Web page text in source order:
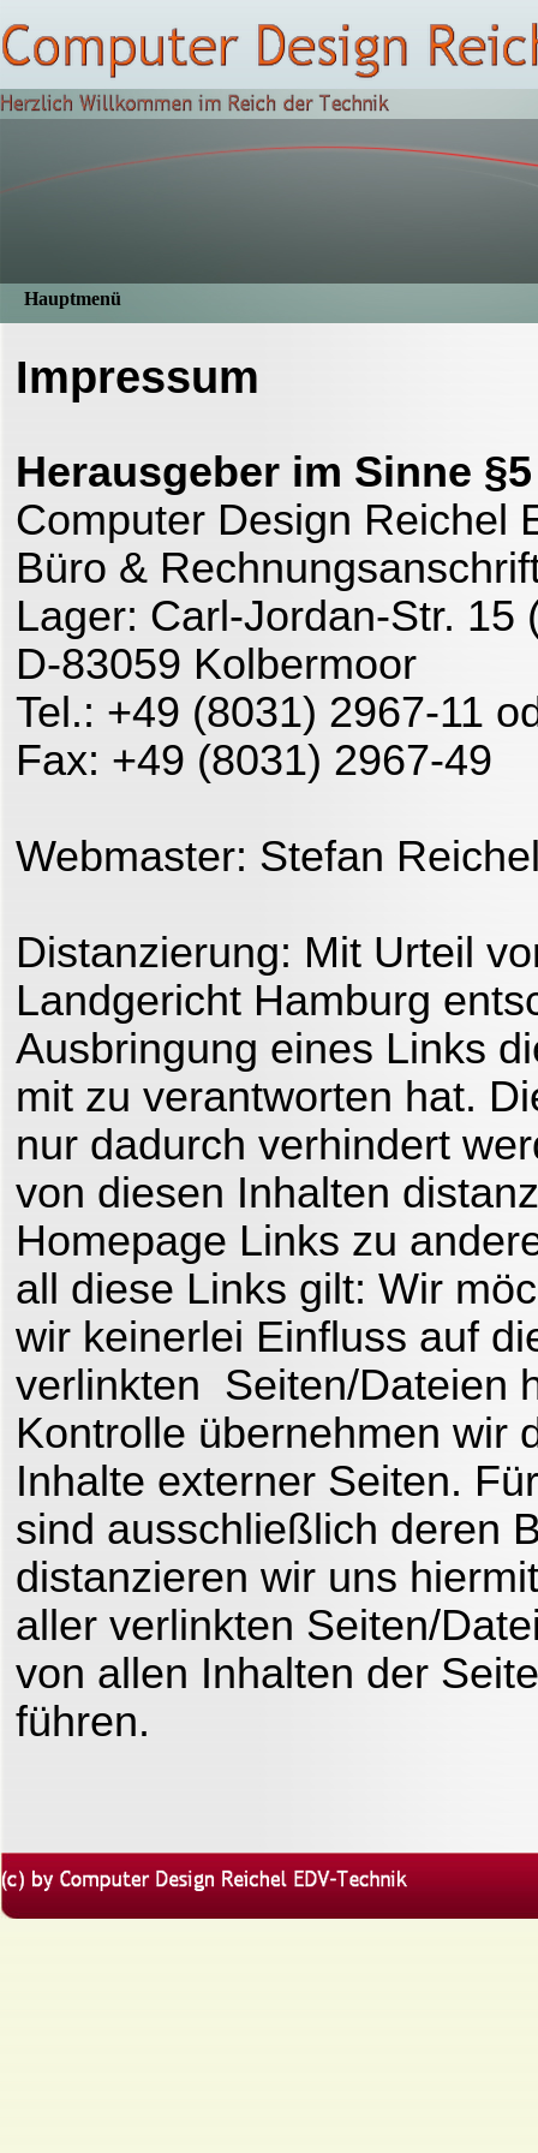
Hauptmenü
Impressum
Herausgeber im Sinne
Computer Design Reichel
Büro &
Lager: Carl-Jordan-Str.
D-83059 Kolbermoor
Tel.: +49 (8031) 2967-11
Fax: +49 (8031) 2967-49
Webmaster: Stefan
Distanzierung: Mit Urteil
Landgericht Hamburg
Ausbringung eines Links
mit zu verantworten hat.
nur dadurch verhindert
von diesen Inhalten
Homepage Links zu
all diese Links gilt: Wir
wir keinerlei Einfluss auf
verlinkten Seiten/Dateien
Kontrolle übernehmen wir
Inhalte externer Seiten.
sind ausschließlich deren
distanzieren wir uns
aller verlinkten Seiten/
von allen Inhalten der
führen.